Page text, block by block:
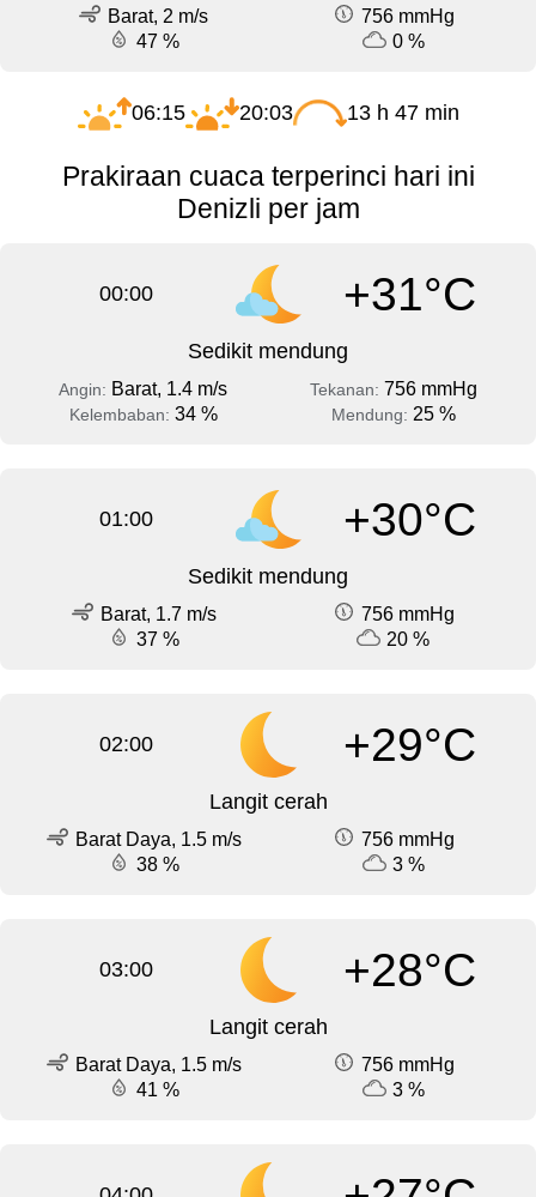
Barat, 2 m/s
756 mmHg
47 %
0 %
06:15 20:03 13 h 47 min
Prakiraan cuaca terperinci hari ini
Denizli per jam
00:00 +31°C
Sedikit mendung
Angin: Barat, 1.4 m/s Tekanan: 756 mmHg
Kelembaban: 34 % Mendung: 25 %
01:00 +30°C
Sedikit mendung
Barat, 1.7 m/s
756 mmHg
37 %
20 %
02:00 +29°C
Langit cerah
Barat Daya, 1.5 m/s
756 mmHg
38 %
3 %
03:00 +28°C
Langit cerah
Barat Daya, 1.5 m/s
756 mmHg
41 %
3 %